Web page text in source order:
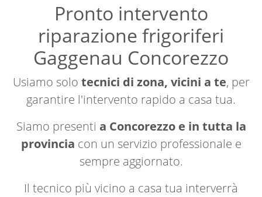
Pronto intervento
riparazione frigoriferi
Gaggenau Concorezzo
Usiamo solo tecnici di zona, vicini a te, per
garantire l'intervento rapido a casa tua.
Siamo presenti a Concorezzo e in tutta la
provincia con un servizio professionale e
sempre aggiornato.
Il tecnico più vicino a casa tua interverrà